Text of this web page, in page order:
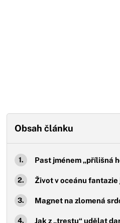
Obsah článku
Past jménem „přílišná
Život v oceánu
Magnet na zlomená
Jak z „trestu“ udělat